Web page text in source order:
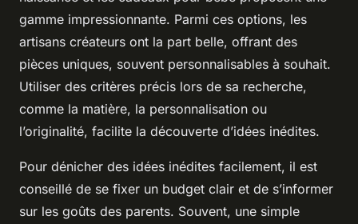
gamme impressionnante. Parmi ces options, les
artisans créateurs ont la part belle, offrant des
pièces uniques, souvent personnalisables à souhait.
Utiliser des critères précis lors de sa recherche,
comme la matière, la personnalisation ou
l’originalité, facilite la découverte d’idées inédites.
Pour dénicher des idées inédites facilement, il est
conseillé de se fixer un budget clair et de s’informer
sur les goûts des parents. Souvent, une simple